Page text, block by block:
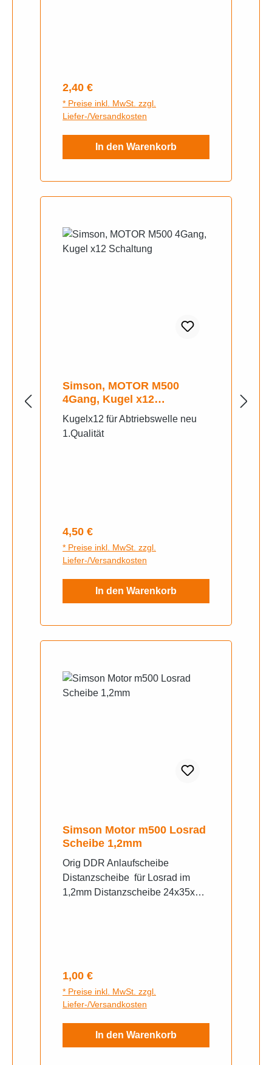
Regulärer Preis:
2,40 €
* Preise inkl. MwSt. zzgl.
Liefer-/Versandkosten
In den Warenkorb
Simson, MOTOR M500
4Gang, Kugel x12
Schaltung
Kugelx12 für Abtriebswelle neu
1.Qualität
Regulärer Preis:
4,50 €
* Preise inkl. MwSt. zzgl.
Liefer-/Versandkosten
In den Warenkorb
Simson Motor m500 Losrad
Scheibe 1,2mm
Orig DDR Anlaufscheibe
Distanzscheibe für Losrad im
1,2mm Distanzscheibe 24x35x1,2
Regulärer Preis:
1,00 €
* Preise inkl. MwSt. zzgl.
Liefer-/Versandkosten
In den Warenkorb